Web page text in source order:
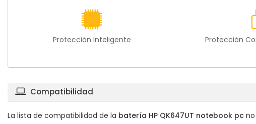
Protección Inteligente Protección
Compatibilidad
La lista de compatibilidad de la batería HP QK647UT notebook pc